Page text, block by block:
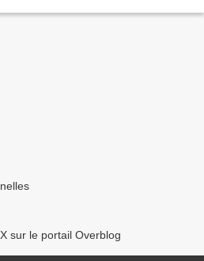
sur le portail Overblog